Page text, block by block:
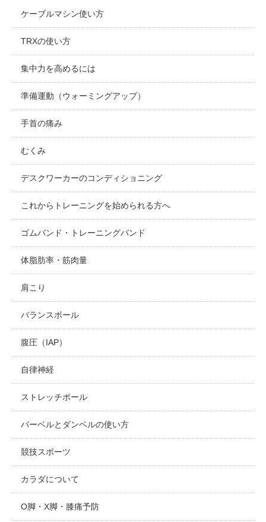
ケーブルマシン使い方
TRXの使い方
集中力を高めるには
準備運動（ウォーミングアップ）
手首の痛み
むくみ
デスクワーカーのコンディショニング
これからトレーニングを始められる方へ
ゴムバンド・トレーニングバンド
体脂肪率・筋肉量
肩こり
バランスボール
腹圧（IAP）
自律神経
ストレッチポール
バーベルとダンベルの使い方
競技スポーツ
カラダについて
O脚・X脚・膝痛予防